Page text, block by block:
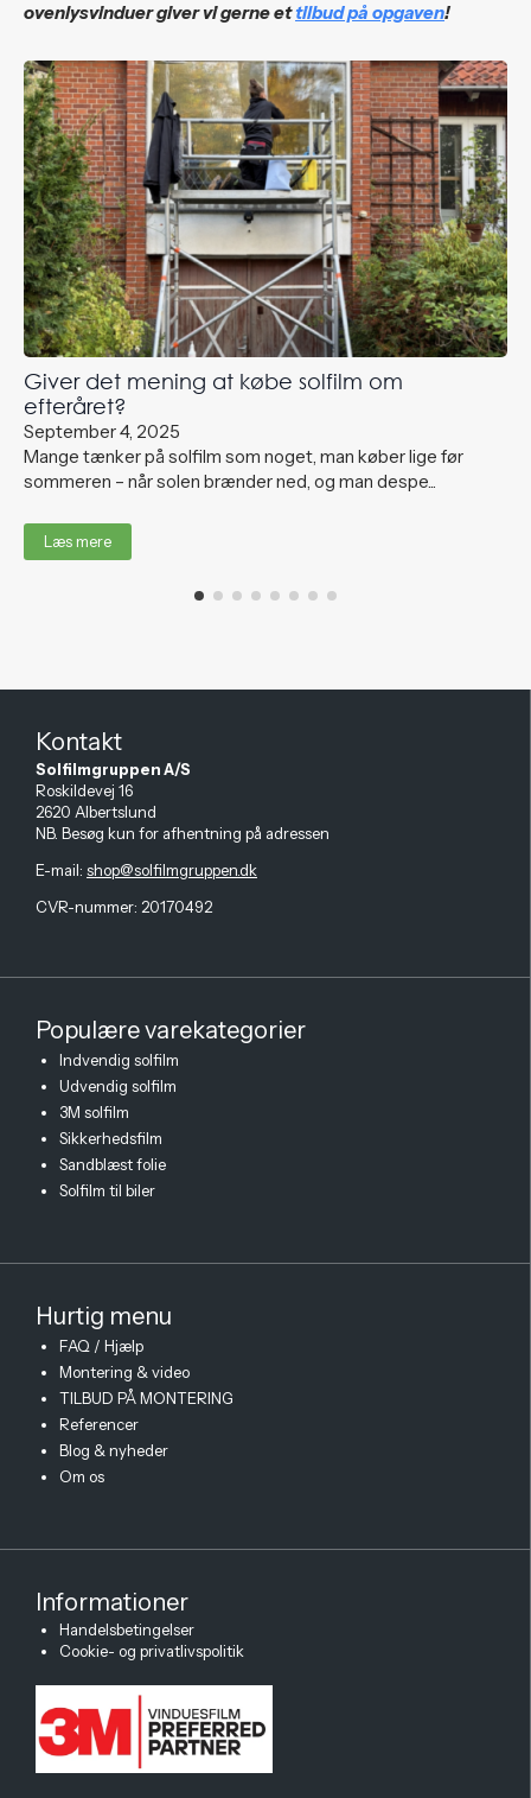
ovenlysvinduer giver vi gerne ettilbud på opgaven!
Giver det mening at købe solfilm om
efteråret?
September 4, 2025
Mange tænker på solfilm som noget, man køber lige før
sommeren – når solen brænder ned, og man despe...
Læs mere
Kontakt
Solfilmgruppen A/S
Roskildevej 16
2620 Albertslund
NB. Besøg kun for afhentning på adressen
E-mail: shop@solfilmgruppen.dk
CVR-nummer: 20170492
Populære varekategorier
Indvendig solfilm
Udvendig solfilm
3M solfilm
Sikkerhedsfilm
Sandblæst folie
Solfilm til biler
Hurtig menu
FAQ / Hjælp
Montering & video
TILBUD PÅ MONTERING
Referencer
Blog & nyheder
Om os
Informationer
Handelsbetingelser
Cookie- og privatlivspolitikSpørg mig!
Jeg ved alt om solfilm
Har du spørgsmål om varme, blænding
eller den rigtige løsning? Jeg hjælper
dig hurtigt videre, helt uden ventetid.